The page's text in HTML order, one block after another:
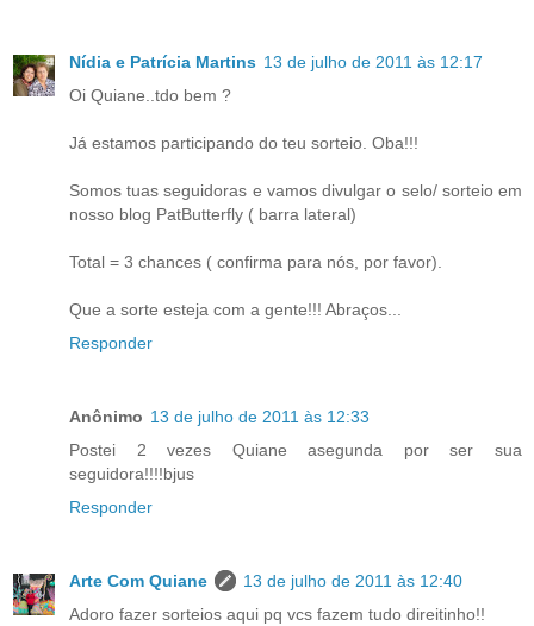
Nídia e Patrícia Martins 13 de julho de 2011 às 12:17
Oi Quiane..tdo bem ?
Já estamos participando do teu sorteio. Oba!!!
Somos tuas seguidoras e vamos divulgar o selo/ sorteio em
nosso blog PatButterfly ( barra lateral)
Total = 3 chances ( confirma para nós, por favor).
Que a sorte esteja com a gente!!! Abraços...
Responder
Anônimo 13 de julho de 2011 às 12:33
Postei 2 vezes Quiane asegunda por ser sua
seguidora!!!!bjus
Responder
Arte Com Quiane
13 de julho de 2011 às 12:40
Adoro fazer sorteios aqui pq vcs fazem tudo direitinho!!